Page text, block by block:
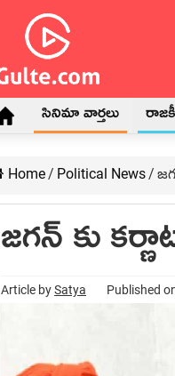
సినిమా వార్తలు
Home/ Political News/
జగన్ కు
Article bySatya Published